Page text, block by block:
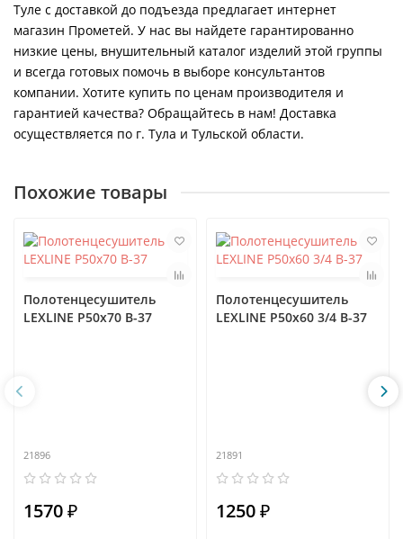
Туле с доставкой до подъезда предлагает интернет
магазин Прометей. У нас вы найдете гарантированно
низкие цены, внушительный каталог изделий этой группы
и всегда готовых помочь в выборе консультантов
компании. Хотите купить по ценам производителя и
гарантией качества? Обращайтесь в нам! Доставка
осуществляется по г. Тула и Тульской области.
Похожие товары
Полотенцесушитель
LEXLINE P50x70 В-37
21896
1570 ₽
Полотенцесушитель
LEXLINE P50x60 3/4 В-37
21891
1250 ₽